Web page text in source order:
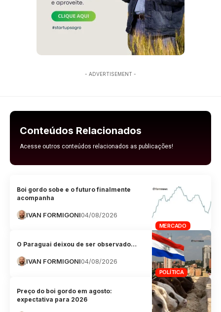
- ADVERTISEMENT -
Conteúdos Relacionados
Acesse outros conteúdos relacionados as publicações!
MERCADO
Boi gordo sobe e o futuro finalmente
acompanha
IVAN FORMIGONI04/08/2026
POLÍTICA
O Paraguai deixou de ser observado…
IVAN FORMIGONI04/08/2026
Preço do boi gordo em agosto:
expectativa para 2026